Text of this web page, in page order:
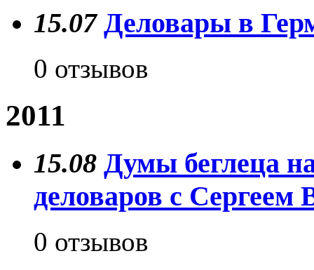
15.07 Деловары в
0 отзывов
2011
15.08 Думы беглеца
деловаров с
0 отзывов